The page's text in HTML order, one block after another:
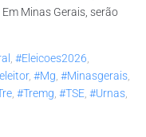
Minas Gerais, serão
#eleicoes2026
, #mg #minasgerais
#tremg #TSE #urnas